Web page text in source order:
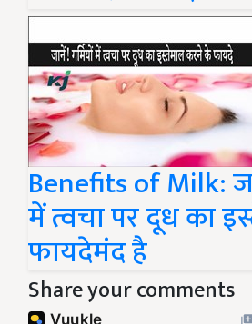
Benefits of Milk:
में त्वचा पर दूध का
फायदेमंद है
Share your comments